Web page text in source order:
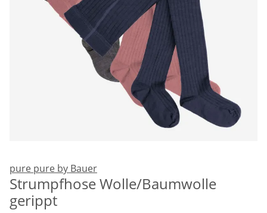
pure pure by Bauer
Strumpfhose Wolle/Baumwolle
gerippt